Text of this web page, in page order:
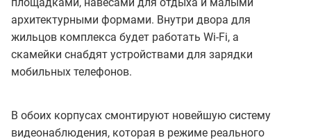
архитектурными формами. Внутри двора для
жильцов комплекса будет работать Wi-Fi, а
скамейки снабдят устройствами для зарядки
мобильных телефонов.
В обоих корпусах смонтируют новейшую систему
видеонаблюдения, которая в режиме реального